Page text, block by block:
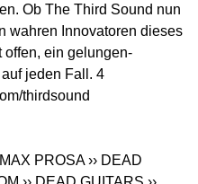
Ob The Third Sound nun
wahren Innovatoren dieses
ein gelungen-
jeden Fall. 4
thirdsound
MAX PROSA ›› DEAD